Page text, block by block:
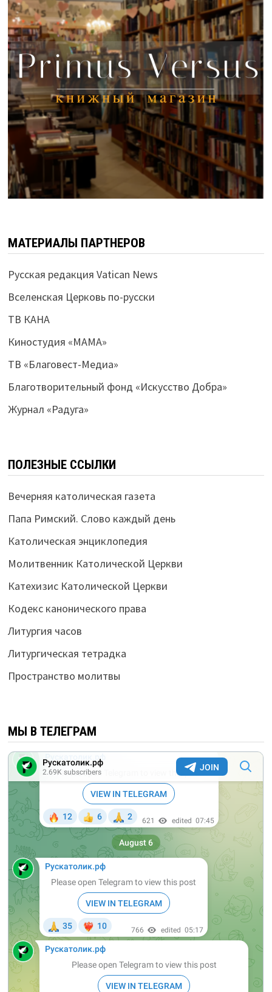
МАТЕРИАЛЫ ПАРТНЕРОВ
Русская редакция Vatican News
Вселенская Церковь по-русски
ТВ КАНА
Киностудия «МАМА»
ТВ «Благовест-Медиа»
Благотворительный фонд «Искусство Добра»
Журнал «Радуга»
ПОЛЕЗНЫЕ ССЫЛКИ
Вечерняя католическая газета
Папа Римский. Слово каждый день
Католическая энциклопедия
Молитвенник Католической Церкви
Катехизис Католической Церкви
Кодекс канонического права
Литургия часов
Литургическая тетрадка
Пространство молитвы
МЫ В ТЕЛЕГРАМ